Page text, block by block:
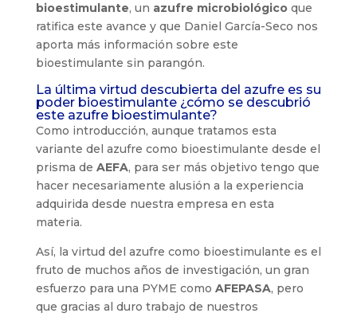
bioestimulante, un azufre microbiológicoque
ratifica este avance y que Daniel García-Seco nos
aporta más información sobre este
bioestimulante sin parangón.
La última virtud descubierta del azufre es su
poder bioestimulante ¿cómo se descubrió
este azufre bioestimulante?
Como introducción, aunque tratamos esta
variante del azufre como bioestimulante desde el
prisma de AEFA, para ser más objetivo tengo que
hacer necesariamente alusión a la experiencia
adquirida desde nuestra empresa en esta
materia.
Así, la virtud del azufre como bioestimulante es el
fruto de muchos años de investigación, un gran
esfuerzo para una PYME como AFEPASA, pero
que gracias al duro trabajo de nuestros